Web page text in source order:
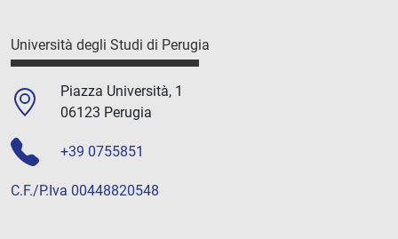
Università degli Studi di Perugia
Piazza Università, 1
06123 Perugia
+39 0755851
C.F./P.Iva 00448820548